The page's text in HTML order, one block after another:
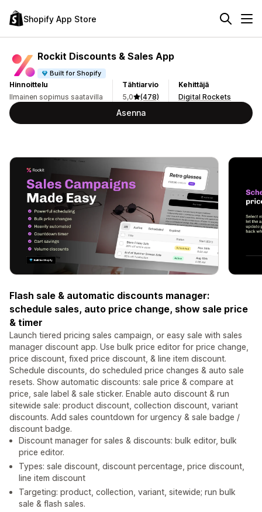
Shopify App Store
Rockit Discounts & Sales App
Built for Shopify
Hinnoittelu
Ilmainen sopimus saatavilla
Tähtiarvio
5,0
(478)
Kehittäjä
Digital Rockets
Asenna
Flash sale & automatic discounts manager:
schedule sales, auto price change, show sale price
& timer
Launch tiered pricing sales campaign, or easy sale with sales
manager discount app. Use bulk price editor for price change,
price discount, fixed price discount, & line item discount.
Schedule discounts, do scheduled price changes & auto sale
resets. Show automatic discounts: sale price & compare at
price, sale label & sale sticker. Enable auto discount & run
sitewide sale: product discount, collection discount, variant
discounts. Add sales countdown for urgency & sale badge /
discount badge.
Discount manager for sales & discounts: bulk editor, bulk
price editor.
Types: sale discount, discount percentage, price discount,
line item discount
Targeting: product, collection, variant, sitewide; run bulk
sale & flash sales.